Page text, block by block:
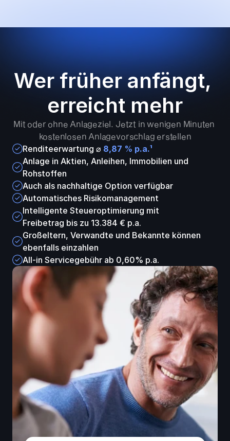
Wer früher anfängt,
erreicht mehr
Mit oder ohne Anlageziel. Jetzt in wenigen Minuten
kostenlosen Anlagevorschlag erstellen
Renditeerwartung ⌀ 8,87 % p.a.¹
Anlage in Aktien, Anleihen, Immobilien und
Rohstoffen
Auch als nachhaltige Option verfügbar
Automatisches Risikomanagement
Intelligente Steueroptimierung mit
Freibetrag bis zu 13.384 € p.a.
Großeltern, Verwandte und Bekannte können
ebenfalls einzahlen
All-in Servicegebühr ab 0,60% p.a.